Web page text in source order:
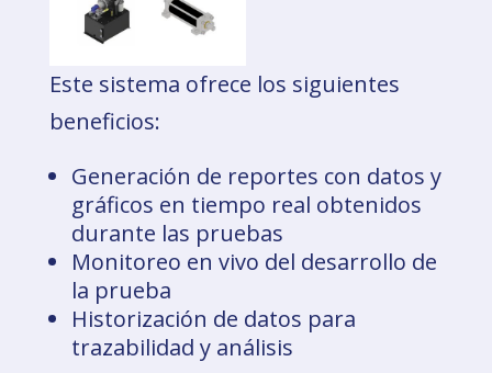
Este sistema ofrece los siguientes
beneficios:
Generación de reportes con datos y
gráficos en tiempo real obtenidos
durante las pruebas
Monitoreo en vivo del desarrollo de
la prueba
Historización de datos para
trazabilidad y análisis